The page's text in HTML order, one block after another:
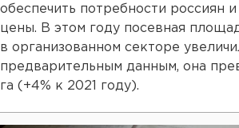
обеспечить потребности россиян
цены. В этом году посевная
в организованном секторе
предварительным данным, она
га (+4% к 2021 году).